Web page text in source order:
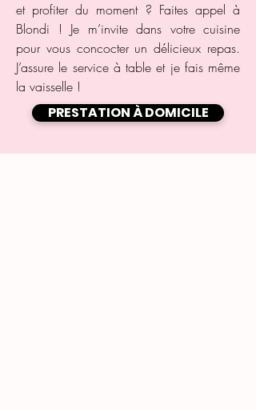
et profiter du moment ? Faites appel à
Blondi ! Je m’invite dans votre cuisine
pour vous concocter un délicieux repas.
J’assure le service à table et je fais même
la vaisselle !
PRESTATION À DOMICILE